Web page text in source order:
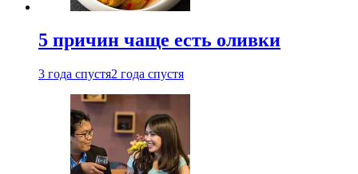
5 причин чаще есть оливки
3 года спустя2 года спустя